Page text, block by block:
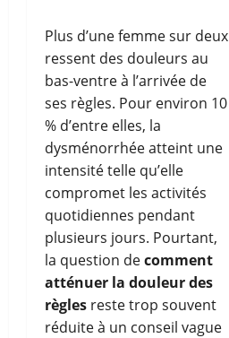
Plus d’une femme sur deux
ressent des douleurs au
bas-ventre à l’arrivée de
ses règles. Pour environ 10
% d’entre elles, la
dysménorrhée atteint une
intensité telle qu’elle
compromet les activités
quotidiennes pendant
plusieurs jours. Pourtant,
la question decomment
atténuer la douleur des
règles reste trop souvent
réduite à un conseil vague